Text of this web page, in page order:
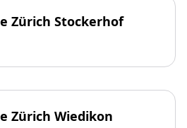
Zürich Stockerhof
Zürich Wiedikon